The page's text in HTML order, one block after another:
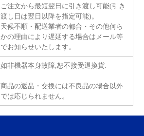
ご注文から最短翌日に引き渡し可能(引き
渡し日は翌日以降を指定可能)。
天候不順・配送業者の都合・その他何ら
かの理由により遅延する場合はメール等
でお知らせいたします。
如非機器本身故障,恕不接受退換貨.
商品の返品・交換には不良品の場合以外
では応じられません。